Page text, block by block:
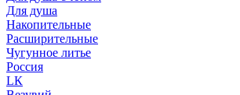
Для душа
Накопительные
Расширительные
Чугунное литье
Россия
LК